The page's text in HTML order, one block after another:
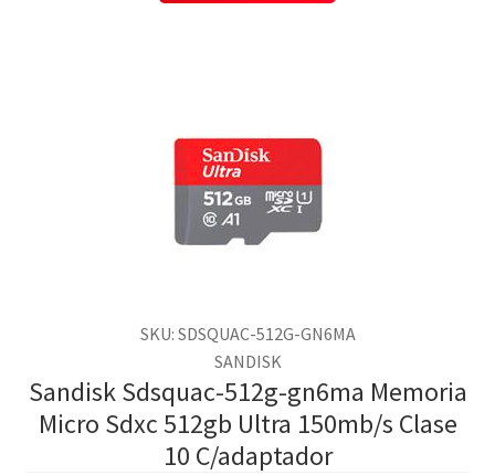
SKU: SDSQUAC-512G-GN6MA
SANDISK
Sandisk Sdsquac-512g-gn6ma Memoria
Micro Sdxc 512gb Ultra 150mb/s Clase
10 C/adaptador